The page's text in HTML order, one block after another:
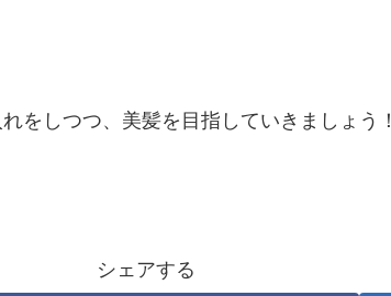
をしつつ、美髪を目指していきましょう！
シェアする